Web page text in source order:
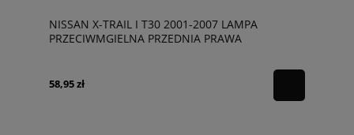
NISSAN X-TRAIL I T30 2001-2007 LAMPA
PRZECIWMGIELNA PRZEDNIA PRAWA
58,95 zł